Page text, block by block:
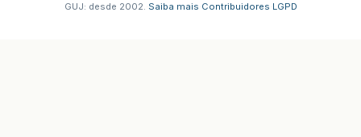
GUJ: desde 2002. Saiba mais Contribuidores LGPD